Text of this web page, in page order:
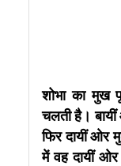
शोभा का मुख
चलती है।
फिर दायीं ओर
में वह दायीं